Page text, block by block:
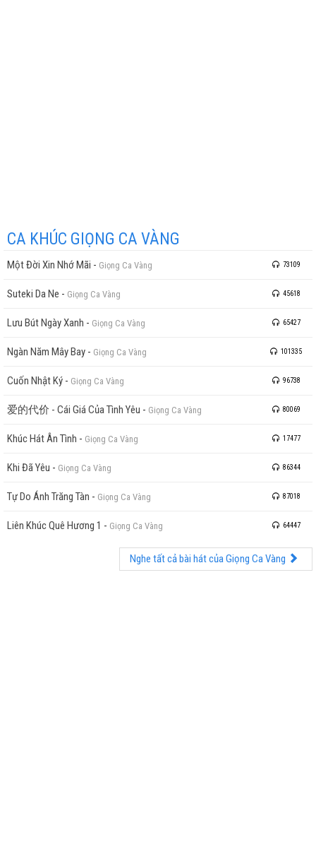
CA KHÚC GIỌNG CA VÀNG
Một Đời Xin Nhớ Mãi - Giọng Ca Vàng 73109
Suteki Da Ne - Giọng Ca Vàng 45618
Lưu Bút Ngày Xanh - Giọng Ca Vàng 65427
Ngàn Năm Mây Bay - Giọng Ca Vàng 101335
Cuốn Nhật Ký - Giọng Ca Vàng 96738
爱的代价 - Cái Giá Của Tình Yêu - Giọng Ca Vàng 80069
Khúc Hát Ân Tình - Giọng Ca Vàng 17477
Khi Đã Yêu - Giọng Ca Vàng 86344
Tự Do Ánh Trăng Tàn - Giọng Ca Vàng 87018
Liên Khúc Quê Hương 1 - Giọng Ca Vàng 64447
Nghe tất cả bài hát của Giọng Ca Vàng